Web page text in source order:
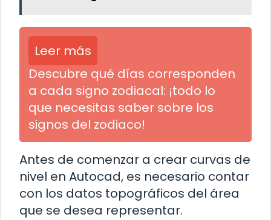
Leer más
Descubre qué días corresponden
a cada signo zodiacal: ¡todo lo
que necesitas saber sobre los
signos del zodiaco!
Antes de comenzar a crear curvas de
nivel en Autocad, es necesario contar
con los datos topográficos del área
que se desea representar.